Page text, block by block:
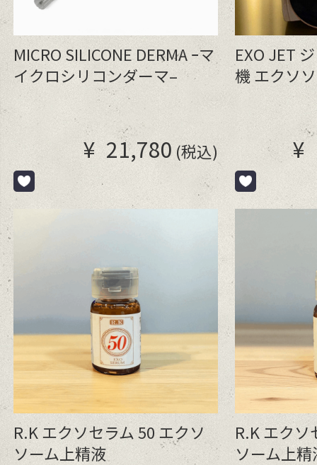
MICRO SILICONE DERMA ｰマ
イクロシリコンダーマ–
¥ 21,780 (税込)
EXO JET
機 エクソ
¥
R.K エクソセラム 50 エクソ
ソーム上精液
R.K エクソ
ソーム上精